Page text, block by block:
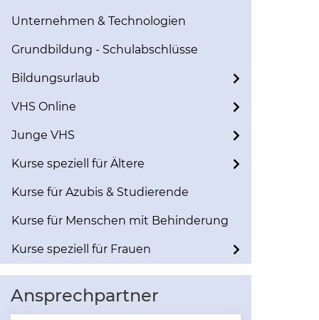
Unternehmen & Technologien
Grundbildung - Schulabschlüsse
Bildungsurlaub
VHS Online
Junge VHS
Kurse speziell für Ältere
Kurse für Azubis & Studierende
Kurse für Menschen mit Behinderung
Kurse speziell für Frauen
Ansprechpartner